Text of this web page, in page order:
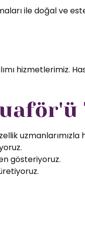
ile doğal ve
hizmetlerimiz.
uzmanlarımızla
gösteriyoruz.